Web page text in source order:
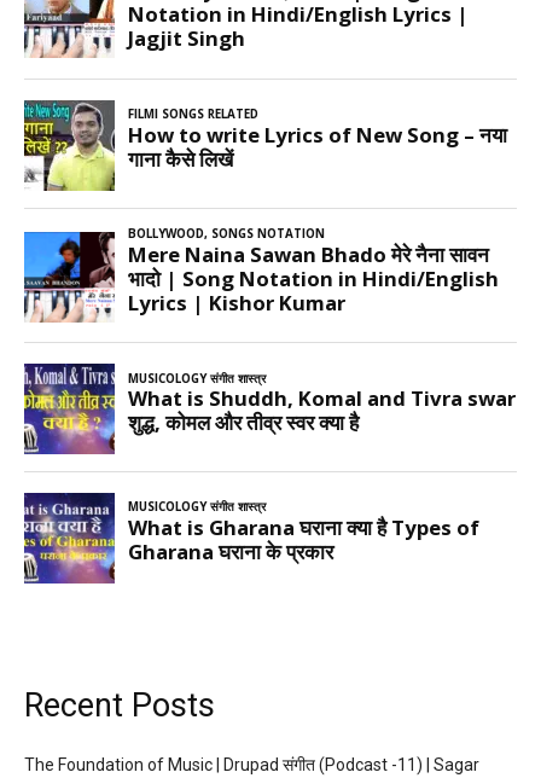
Recent Posts
The Foundation of Music | Drupad संगीत (Podcast -11) | Sagar